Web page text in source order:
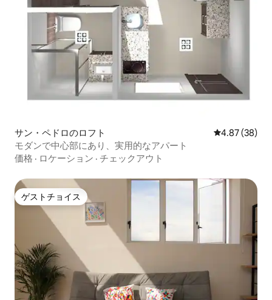
サン・ペドロのロフト レビュー38
4.87 (38)
モダンで中心部にあり、実用的なアパート
価格 · ロケーション · チェックアウト
ゲストチョイス
ゲストチョイス